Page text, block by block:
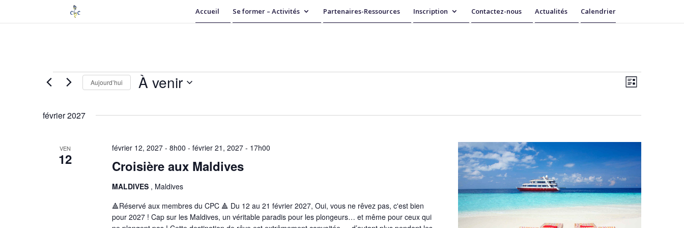
Accueil Se former – Activités Partenaires-Ressources Inscription Contactez-nous Actualités Calendrier
Évènements
par
de
Liste
Aujourd’hui À venir
février 2027
VEN
12 Croisière aux Maldives
février 12, 2027 - 8h00 - février 21, 2027 - 17h00
MALDIVES , Maldives
🔺Réservé aux membres du CPC 🔺 Du 12 au 21 février 2027, Oui, vous ne rêvez pas, c'est bien
pour 2027 ! Cap sur les Maldives, un véritable paradis pour les plongeurs… et même pour ceux qui